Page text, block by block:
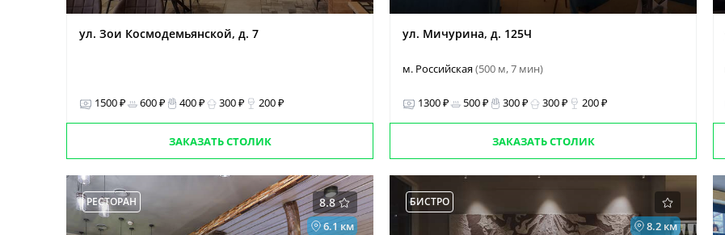
ул. Зои Космодемьянской, д. 7
1500 ₽ 600 ₽ 400 ₽ 300 ₽ 200 ₽
ЗАКАЗАТЬ СТОЛИК
ул. Мичурина, д. 125Ч
м. Российская(500 м, 7 мин)
1300 ₽ 500 ₽ 300 ₽ 300 ₽ 200 ₽
ЗАКАЗАТЬ СТОЛИК
8.8
РЕСТОРАН
6.1 км
БИСТРО
8.2 км